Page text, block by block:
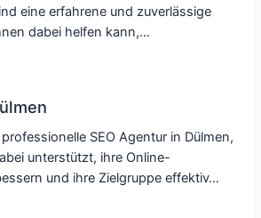
eine erfahrene und zuverlässige
dabei helfen kann,…
SEO Agentur in Dülmen,
unterstützt, ihre Online-
und ihre Zielgruppe effektiv…